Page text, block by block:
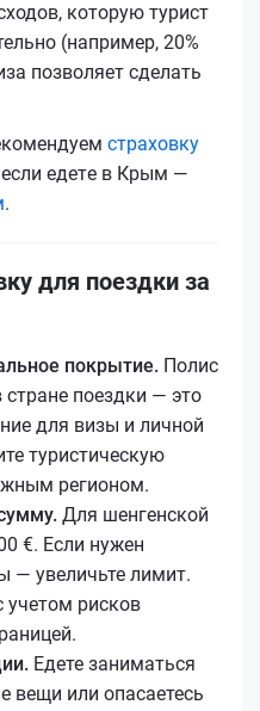
которую турист
(например, 20%
позволяет сделать
страховку
если едетe в Крым —
.
для поездки за
покрытие. Полис
поездки — это
для визы и личной
туристическую
регионом.
Для шенгенской
€. Если нужен
— увеличьте лимит.
учетом рисков
Едете заниматься
вещи или опасаетесь